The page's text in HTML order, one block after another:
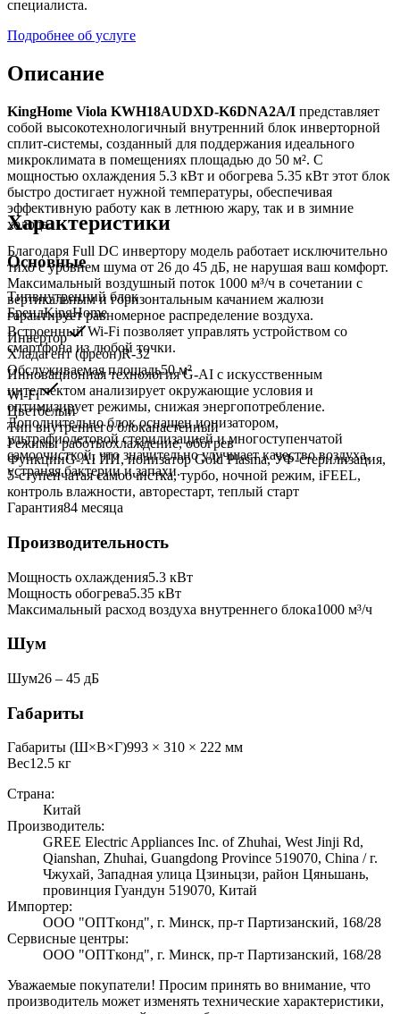
специалиста.
Подробнее об услуге
Описание
KingHome Viola KWH18AUDXD-K6DNA2A/I представляет
собой высокотехнологичный внутренний блок инверторной
сплит-системы, созданный для поддержания идеального
микроклимата в помещениях площадью до 50 м². С
мощностью охлаждения 5.3 кВт и обогрева 5.35 кВт этот блок
быстро достигает нужной температуры, обеспечивая
эффективную работу как в летнюю жару, так и в зимние
холода.
Благодаря Full DC инвертору модель работает исключительно
тихо с уровнем шума от 26 до 45 дБ, не нарушая ваш комфорт.
Максимальный воздушный поток 1000 м³/ч в сочетании с
вертикальным и горизонтальным качанием жалюзи
гарантирует равномерное распределение воздуха.
Встроенный Wi-Fi позволяет управлять устройством со
смартфона из любой точки.
Инновационная технология G-AI с искусственным
интеллектом анализирует окружающие условия и
оптимизирует режимы, снижая энергопотребление.
Дополнительно блок оснащен ионизатором,
ультрафиолетовой стерилизацией и многоступенчатой
самоочисткой, что значительно улучшает качество воздуха,
устраняя бактерии и запахи.
Характеристики
Основные
Типвнутренний блок
БрендKingHome
Инвертор
Хладагент (фреон)R-32
Обслуживаемая площадь50м²
Wi-Fi
Цветбелый
Тип внутреннего блоканастенный
Режимы работыохлаждение, обогрев
ФункцииG-AI ИИ, ионизатор Gold Plasma, УФ-стерилизация,
5-ступенчатая самоочистка, турбо, ночной режим, iFEEL,
контроль влажности, авторестарт, теплый старт
Гарантия84 месяца
Производительность
Мощность охлаждения5.3 кВт
Мощность обогрева5.35 кВт
Максимальный расход воздуха внутреннего блока1000 м³/ч
Шум
Шум26 ‒ 45 дБ
Габариты
Габариты (Ш×В×Г)993 × 310 × 222 мм
Вес12.5 кг
Страна:
Китай
Производитель:
GREE Electric Appliances Inc. of Zhuhai, West Jinji Rd,
Qianshan, Zhuhai, Guangdong Province 519070, China / г.
Чжухай, Западная улица Цзиньцзи, район Цяньшань,
провинция Гуандун 519070, Китай
Импортер:
ООО "ОПТконд", г. Минск, пр-т Партизанский, 168/28
Сервисные центры:
ООО "ОПТконд", г. Минск, пр-т Партизанский, 168/28
Уважаемые покупатели! Просим принять во внимание, что
производитель может изменять технические характеристики,